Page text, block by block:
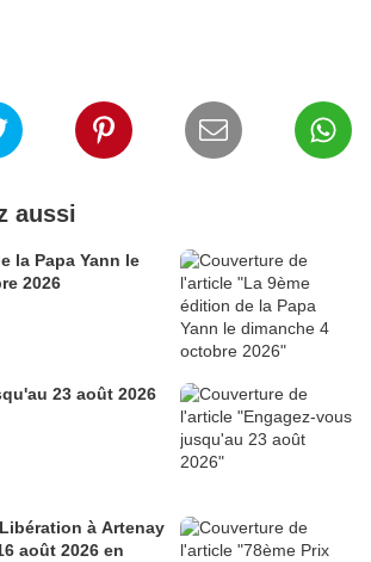
aussi
la Papa Yann le
2026
23 août 2026
à Artenay
août 2026 en